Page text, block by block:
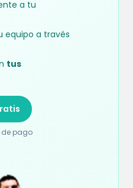
a tu
a través
tus
de pago